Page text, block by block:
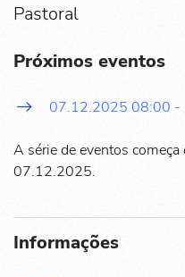
Pastoral
Próximos eventos
07.12.2025 08:00 -
A série de eventos
07.12.2025.
Informações